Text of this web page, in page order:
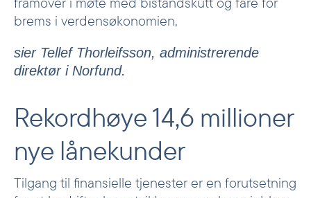
brems i verdensøkonomien,
sier Tellef Thorleifsson, administrerende
direktør i Norfund.
Rekordhøye 14,6 millioner
nye lånekunder
Tilgang til finansielle tjenester er en forutsetning